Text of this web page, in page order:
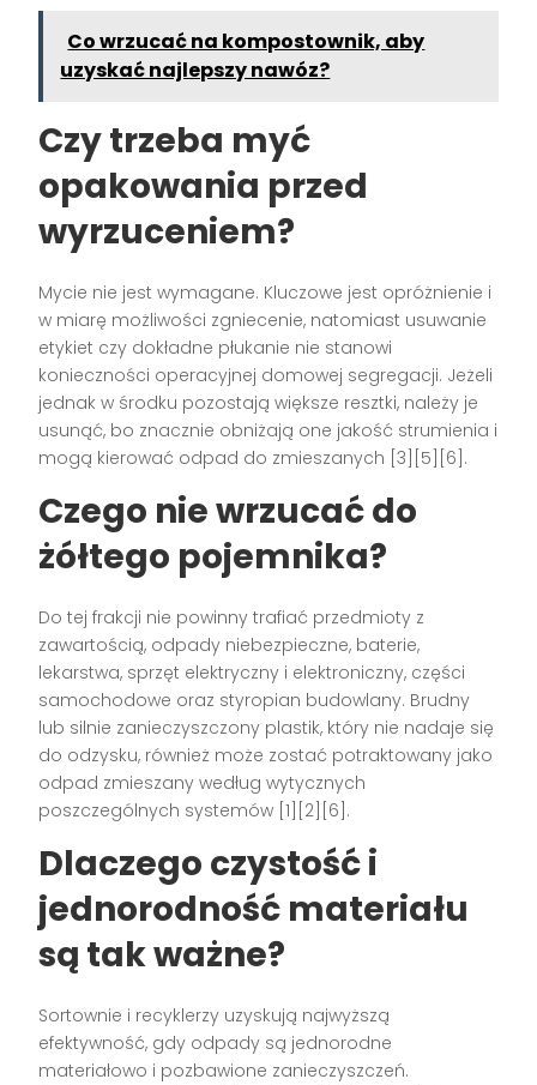
Co wrzucać na kompostownik, aby
uzyskać najlepszy nawóz?
Czy trzeba myć
opakowania przed
wyrzuceniem?
Mycie nie jest wymagane. Kluczowe jest opróżnienie i
w miarę możliwości zgniecenie, natomiast usuwanie
etykiet czy dokładne płukanie nie stanowi
konieczności operacyjnej domowej segregacji. Jeżeli
jednak w środku pozostają większe resztki, należy je
usunąć, bo znacznie obniżają one jakość strumienia i
mogą kierować odpad do zmieszanych [3][5][6].
Czego nie wrzucać do
żółtego pojemnika?
Do tej frakcji nie powinny trafiać przedmioty z
zawartością, odpady niebezpieczne, baterie,
lekarstwa, sprzęt elektryczny i elektroniczny, części
samochodowe oraz styropian budowlany. Brudny
lub silnie zanieczyszczony plastik, który nie nadaje się
do odzysku, również może zostać potraktowany jako
odpad zmieszany według wytycznych
poszczególnych systemów [1][2][6].
Dlaczego czystość i
jednorodność materiału
są tak ważne?
Sortownie i recyklerzy uzyskują najwyższą
efektywność, gdy odpady są jednorodne
materiałowo i pozbawione zanieczyszczeń.